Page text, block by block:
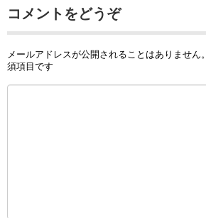
コメントをどうぞ
メールアドレスが公開されることはありません。
須項目です